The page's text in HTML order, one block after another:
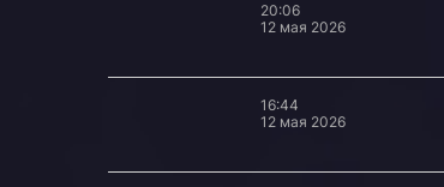
20:06
12 мая 2026
16:44
12 мая 2026